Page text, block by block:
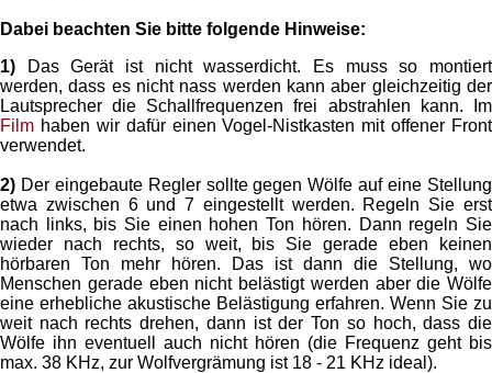
Dabei beachten Sie bitte folgende Hinweise:
1) Das Gerät ist nicht wasserdicht. Es muss so montiert
werden, dass es nicht nass werden kann aber gleichzeitig der
Lautsprecher die Schallfrequenzen frei abstrahlen kann. Im
Film haben wir dafür einen Vogel-Nistkasten mit offener Front
verwendet.
2) Der eingebaute Regler sollte gegen Wölfe auf eine Stellung
etwa zwischen 6 und 7 eingestellt werden. Regeln Sie erst
nach links, bis Sie einen hohen Ton hören. Dann regeln Sie
wieder nach rechts, so weit, bis Sie gerade eben keinen
hörbaren Ton mehr hören. Das ist dann die Stellung, wo
Menschen gerade eben nicht belästigt werden aber die Wölfe
eine erhebliche akustische Belästigung erfahren. Wenn Sie zu
weit nach rechts drehen, dann ist der Ton so hoch, dass die
Wölfe ihn eventuell auch nicht hören (die Frequenz geht bis
max. 38 KHz, zur Wolfvergrämung ist 18 - 21 KHz ideal).